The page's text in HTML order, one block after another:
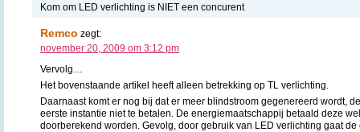
Kom om LED verlichting is NIET een concurent
Remco zegt:
november 20, 2009 om 3:12 pm
Vervolg…
Het bovenstaande artikel heeft alleen betrekking op TL verlichting.
Daarnaast komt er nog bij dat er meer blindstroom gegenereerd wordt,
eerste instantie niet te betalen. De energiemaatschappij betaald deze
doorberekend worden. Gevolg, door gebruik van LED verlichting gaat